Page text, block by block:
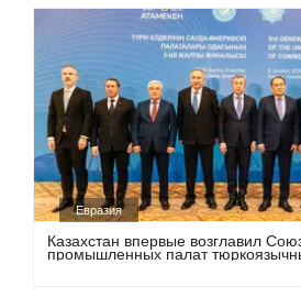
Евразия
Казахстан впервые возглавил
промышленных палат